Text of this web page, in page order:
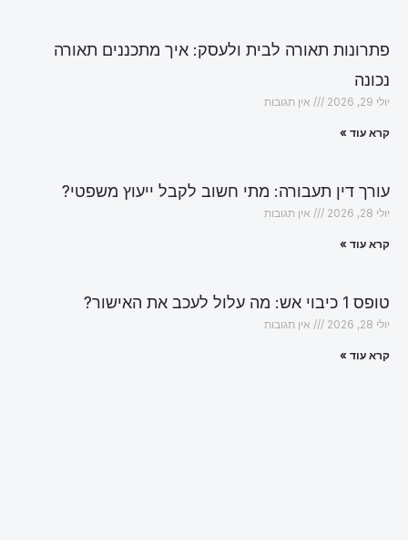
פתרונות תאורה לבית ולעסק: איך מתכננים תאורה
נכונה
יולי 29, 2026 אין תגובות
קרא עוד »
עורך דין תעבורה: מתי חשוב לקבל ייעוץ משפטי?
יולי 28, 2026 אין תגובות
קרא עוד »
טופס 1 כיבוי אש: מה עלול לעכב את האישור?
יולי 28, 2026 אין תגובות
קרא עוד »